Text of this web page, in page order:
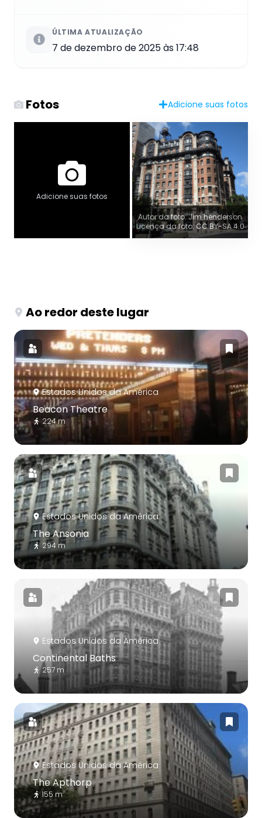
ÚLTIMA ATUALIZAÇÃO
7 de dezembro de 2025 às 17:48
Fotos Adicione suas fotos
Adicione suas fotos
Autor da foto: Jim.henderson
Licença da foto: CC BY-SA 4.0
Ao redor deste lugar
Estados Unidos da América
Beacon Theatre
224 m
Estados Unidos da América
The Ansonia
294 m
Estados Unidos da América
Continental Baths
257 m
Estados Unidos da América
The Apthorp
155 m